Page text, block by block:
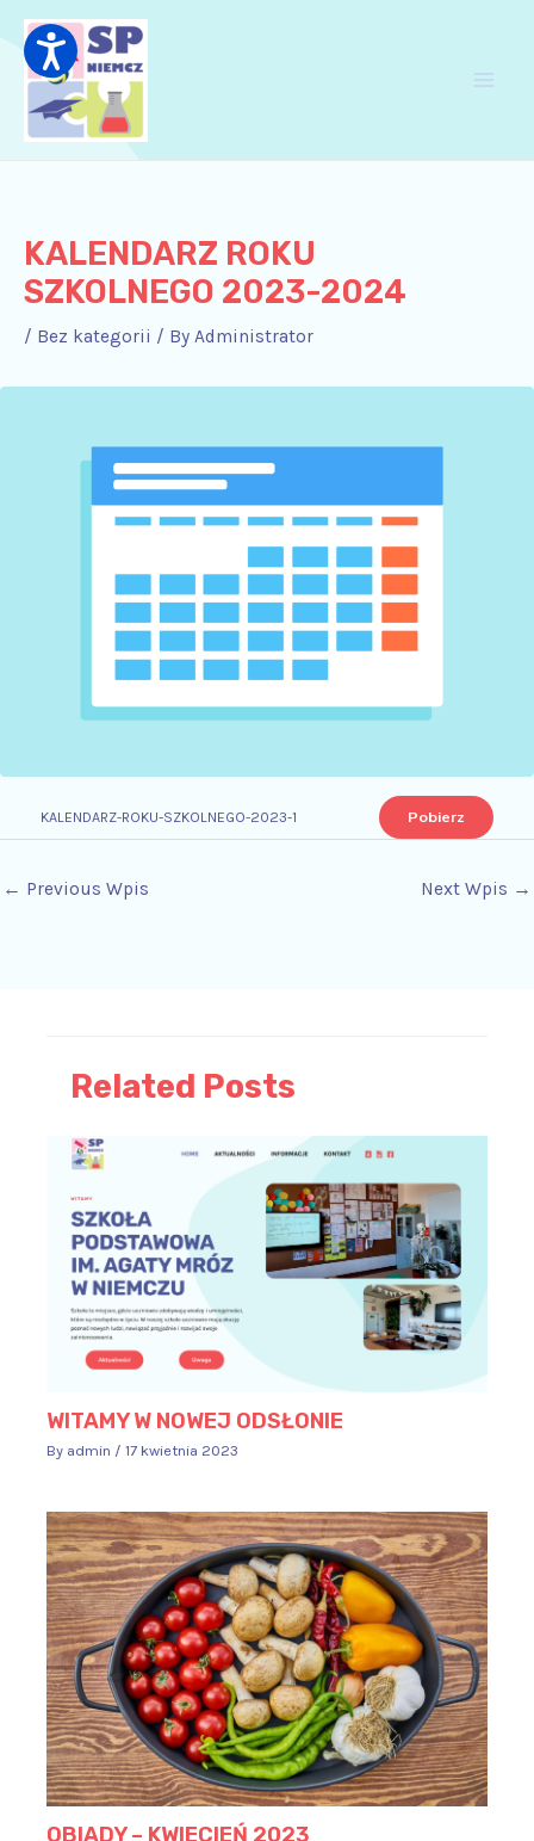
content
KALENDARZ ROKU
SZKOLNEGO 2023-2024
/ Bez kategorii / By Administrator
KALENDARZ-ROKU-SZKOLNEGO-2023-1 Pobierz
navigation
← Previous Wpis Next Wpis →
Related Posts
WITAMY W NOWEJ ODSŁONIE
By admin / 17 kwietnia 2023
OBIADY – KWIECIEŃ 2023